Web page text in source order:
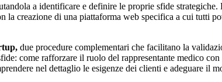
a identificare e definire le proprie sfide
creazione di una piattaforma web specifica a cui tutti
due procedure complementari che facilitano la
come rafforzare il ruolo del rappresentante medico
nel dettaglio le esigenze dei clienti e adeguare il